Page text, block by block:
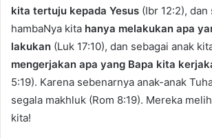
kita tertuju kepada Yesus (Ibr 12:2), dan
hambaNya kita hanya melakukan apa
lakukan (Luk 17:10), dan sebagai anak
mengerjakan apa yang Bapa kita
5:19). Karena sebenarnya anak-anak
segala makhluk (Rom 8:19). Mereka
kita!